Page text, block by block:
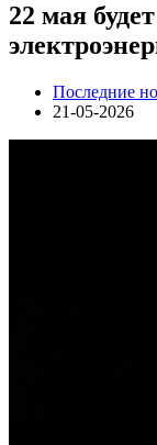
22 мая
Последние
21-05-2026